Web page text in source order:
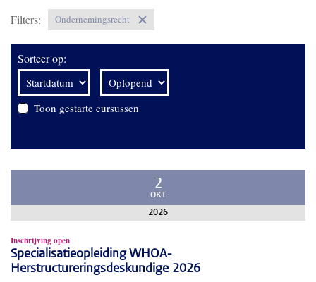
Filters:
Ondernemingsrecht
Sorteer op:
Toon gestarte cursussen
2
OKT
2026
Inschrijving open
Specialisatieopleiding WHOA-
Herstructureringsdeskundige 2026